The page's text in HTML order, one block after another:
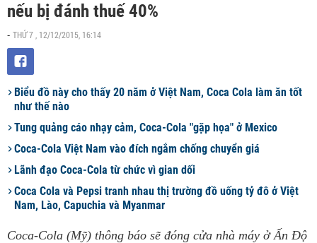
nếu bị đánh thuế 40%
- THỨ 7 , 12/12/2015, 16:14
Biểu đồ này cho thấy 20 năm ở Việt Nam, Coca Cola làm ăn tốt
như thế nào
Tung quảng cáo nhạy cảm, Coca-Cola "gặp họa" ở Mexico
Coca-Cola Việt Nam vào đích ngắm chống chuyển giá
​Lãnh đạo Coca-Cola từ chức vì gian dối
Coca Cola và Pepsi tranh nhau thị trường đồ uống tỷ đô ở Việt
Nam, Lào, Capuchia và Myanmar
Coca-Cola (Mỹ) thông báo sẽ đóng cửa nhà máy ở Ấn Độ